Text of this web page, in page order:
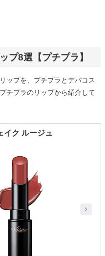
プ8選【プチプラ】
ップを、プチプラとデパコス
チプラのリップから紹介して
イク ルージュ